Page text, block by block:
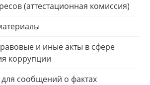
(аттестационная комиссия)
и иные акты в сфере
коррупции
сообщений о фактах